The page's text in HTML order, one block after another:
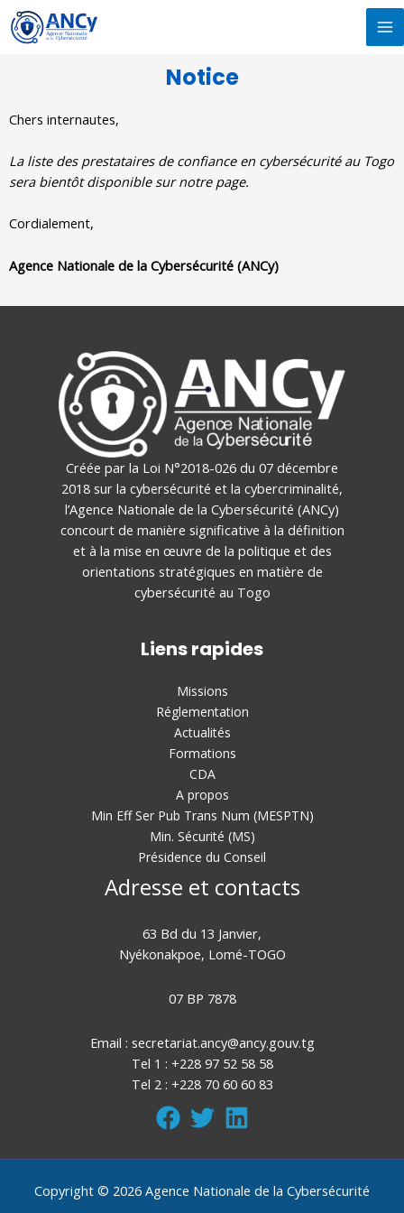
Aller
au
Notice
Chers internautes,
La liste des prestataires de confiance en cybersécurité au Togo
sera bientôt disponible sur notre page.
Cordialement,
Agence Nationale de la Cybersécurité (ANCy)
Créée par la Loi N°2018-026 du 07 décembre
2018 sur la cybersécurité et la cybercriminalité,
l’Agence Nationale de la Cybersécurité (ANCy)
concourt de manière significative à la définition
et à la mise en œuvre de la politique et des
orientations stratégiques en matière de
cybersécurité au Togo
Liens rapides
Missions
Réglementation
Actualités
Formations
CDA
A propos
Min Eff Ser Pub Trans Num (MESPTN)
Min. Sécurité (MS)
Présidence du Conseil
Adresse et contacts
63 Bd du 13 Janvier,
Nyékonakpoe, Lomé-TOGO
07 BP 7878
Email : secretariat.ancy@ancy.gouv.tg
Tel 1 : +228 97 52 58 58
Tel 2 : +228 70 60 60 83
Copyright © 2026 Agence Nationale de la Cybersécurité